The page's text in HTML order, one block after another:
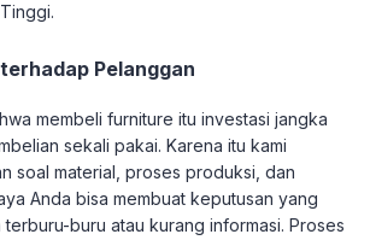
Pelanggan
membeli furniture itu investasi jangka
sekali pakai. Karena itu kami
soal material, proses produksi, dan
Anda bisa membuat keputusan yang
buru atau kurang informasi. Proses